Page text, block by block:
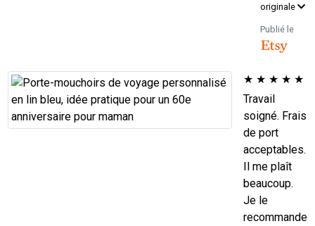
originale
Publié le
★ ★ ★ ★ ★
Travail
soigné. Frais
de port
acceptables.
Il me plaît
beaucoup.
Je le
recommande